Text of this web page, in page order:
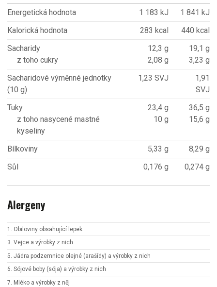
Energetická hodnota
1 183 kJ
1 841 kJ
Kalorická hodnota
283 kcal
440 kcal
Sacharidy
z toho cukry
12,3 g
2,08 g
19,1 g
3,23 g
Sacharidové výměnné jednotky
(10 g)
1,23 SVJ
1,91
SVJ
Tuky
z toho nasycené mastné
kyseliny
23,4 g
10 g
36,5 g
15,6 g
Bílkoviny 5,33 g
8,29 g
Sůl
0,176 g 0,274 g
Alergeny
1. Obiloviny obsahující lepek
3. Vejce a výrobky z nich
5. Jádra podzemnice olejné (arašídy) a výrobky z nich
6. Sójové boby (sója) a výrobky z nich
7. Mléko a výrobky z něj